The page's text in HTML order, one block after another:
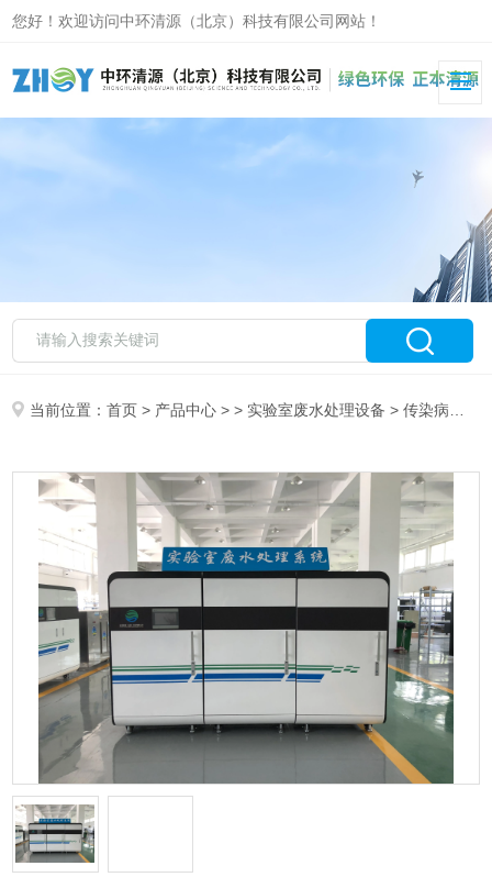
您好！欢迎访问中环清源（北京）科技有限公司网站！
当前位置：首页 > 产品中心 > > 实验室废水处理设备 > 传染病医院废水处理装置